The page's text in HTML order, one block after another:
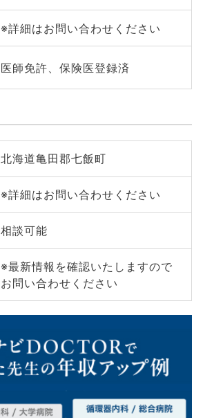
※詳細はお問い合わせください
医師免許、保険医登録済
北海道亀田郡七飯町
※詳細はお問い合わせください
相談可能
※最新情報を確認いたしますので
お問い合わせください